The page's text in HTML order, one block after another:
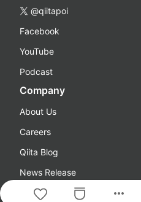
more_horiz
@qiitapoi
Facebook
YouTube
Podcast
Company
About Us
Careers
Qiita Blog
News Release